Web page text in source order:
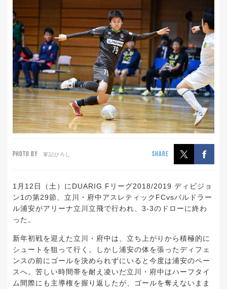
PHOTO BY 軍記ひろし SHARE
1月12日（土）にDUARIG Fリーグ2018/2019 ディビジョ
ン1の第29節、立川・府中アスレティックFCvsバルドラー
ル浦安がアリーナ立川立飛で行われ、3-3のドローに終わ
った。
新年初戦を迎えた立川・府中は、立ち上がりから積極的に
シュートを狙って行く。しかし浦安の体を張ったディフェ
ンスの前にゴールを決められずにいると今度は浦安のペー
スへ。苦しい時間帯を耐え凌いだ立川・府中はハーフタイ
ム間際にも主導権を握り返したが、ゴールを奪えないまま